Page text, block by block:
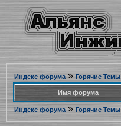
Индекс форума» Горячие Темы
Имя форума
Индекс форума» Горячие Темы